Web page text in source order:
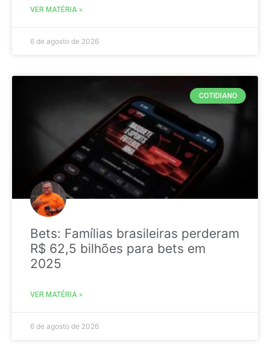
VER MATÉRIA »
6 de agosto de 2026
COTIDIANO
Bets: Famílias brasileiras perderam
R$ 62,5 bilhões para bets em
2025
VER MATÉRIA »
6 de agosto de 2026